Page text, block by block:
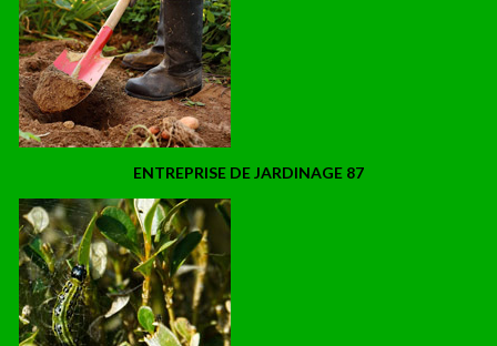
ENTREPRISE DE JARDINAGE 87